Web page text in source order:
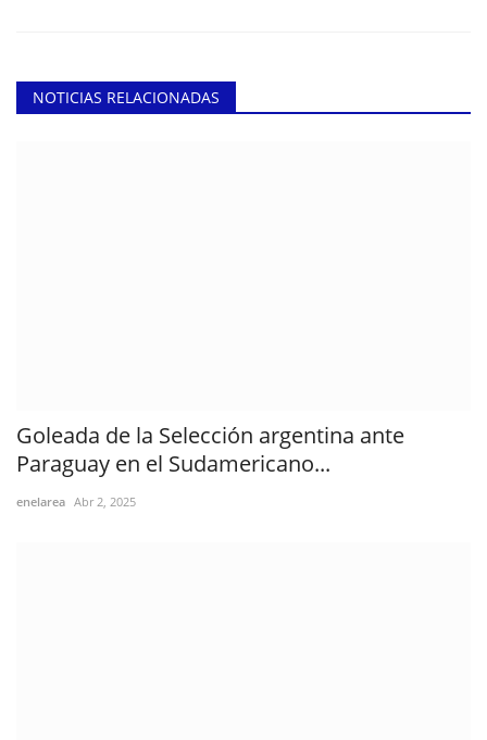
NOTICIAS RELACIONADAS
Goleada de la Selección argentina ante
Paraguay en el Sudamericano...
enelarea Abr 2, 2025